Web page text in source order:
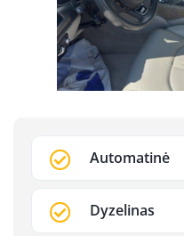
Automatinė
Dyzelinas